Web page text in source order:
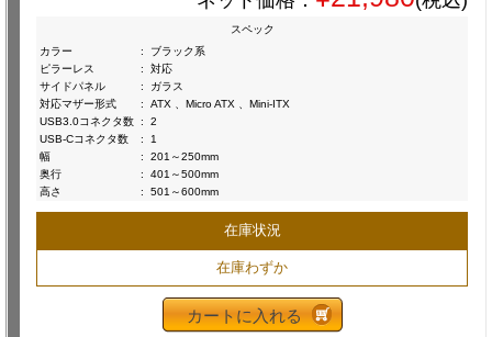
スペック
カラー
:
ブラック系
ピラーレス
:
対応
サイドパネル
:
ガラス
対応マザー形式
:
ATX 、Micro ATX 、Mini-ITX
USB3.0コネクタ数 :
2
USB-Cコネクタ数
:
1
幅
:
201～250mm
奥行
:
401～500mm
高さ
: 501～600mm
在庫状況
在庫わずか
カートに入れる